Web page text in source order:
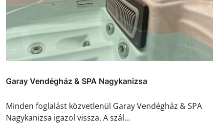
Garay Vendégház & SPA Nagykanizsa
Minden foglalást közvetlenül Garay Vendégház & SPA
Nagykanizsa igazol vissza. A szál...